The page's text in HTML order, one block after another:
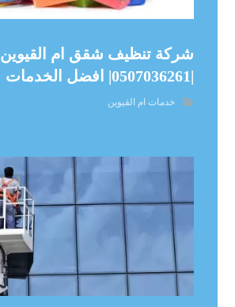
شركة تنظيف شقق ام القيوين
|0507036261| افضل الخدمات
خدمات ام القيوين